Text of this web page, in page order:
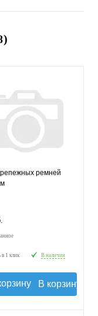
ремней
1 клик В наличии
В корзину